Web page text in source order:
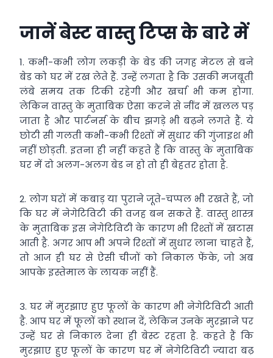
जानें बेस्ट वास्तु टिप्स के बारे में
1. कभी-कभी लोग लकड़ी के बेड की जगह मेटल से बने
बेड को घर में रख लेते हैं. उन्हें लगता है कि उसकी मजबूती
लंबे समय तक टिकी रहेगी और खर्चा भी कम होगा.
लेकिन वास्तु के मुताबिक ऐसा करने से नींद में खलल पड़
जाता है और पार्टनर्स के बीच झगड़े भी बढ़ने लगते हैं. ये
छोटी सी गलती कभी-कभी रिश्तों में सुधार की गुंजाइश भी
नहीं छोड़ती. इतना ही नहीं कहते हैं कि वास्तु के मुताबिक
घर में दो अलग-अलग बेड न हो तो ही बेहतर होता है.
2. लोग घरों में कबाड़ या पुराने जूते-चप्पल भी रखते हैं, जो
कि घर में नेगेटिविटी की वजह बन सकते हैं. वास्तु शास्त्र
के मुताबिक इस नेगेटिविटी के कारण भी रिश्तों में खटास
आती है. अगर आप भी अपने रिश्तों में सुधार लाना चाहते हैं,
तो आज ही घर से ऐसी चीजों को निकाल फेंके, जो अब
आपके इस्तेमाल के लायक नहीं हैं.
3. घर में मुरझाए हुए फूलों के कारण भी नेगेटिविटी आती
है. आप घर में फूलों को स्थान दें, लेकिन उनके मुरझाने पर
उन्हें घर से निकाल देना ही बेस्ट रहता है. कहते हैं कि
मुरझाए हुए फूलों के कारण घर में नेगेटिविटी ज्यादा बढ़